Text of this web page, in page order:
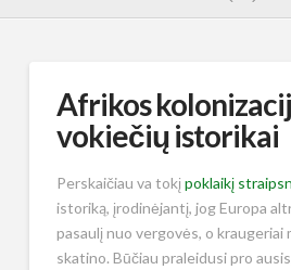
Afrikos
vokiečių istorikai
Perskaičiau va tokį poklaikį
istoriką, įrodinėjantį, jog Europa
pasaulį nuo vergovės, o kraugeriai
skatino. Būčiau praleidusi pro